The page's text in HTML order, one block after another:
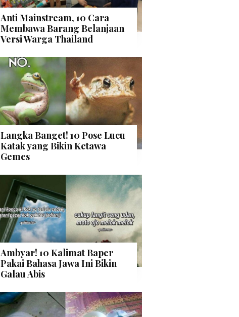
Anti Mainstream, 10 Cara
Membawa Barang Belanjaan
Versi Warga Thailand
Langka Banget! 10 Pose Lucu
Katak yang Bikin Ketawa
Gemes
Ambyar! 10 Kalimat Baper
Pakai Bahasa Jawa Ini Bikin
Galau Abis